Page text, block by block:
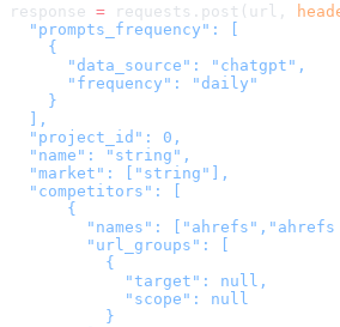
response = requests.post(url,
  "prompts_frequency": [
    {
      "data_source": "chatgpt",
      "frequency": "daily"
    }
  ],
  "project_id": 0,
  "name": "string",
  "market": ["string"],
  "competitors": [
      {
"names": ["ahrefs","ahrefs
        "url_groups": [
          {
            "target": null,
            "scope": null
          }